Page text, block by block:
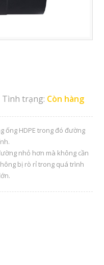
trạng: Còn hàng
ống HDPE trong đó đường
nhỏ hơn mà không cần
bị rò rỉ trong quá trình